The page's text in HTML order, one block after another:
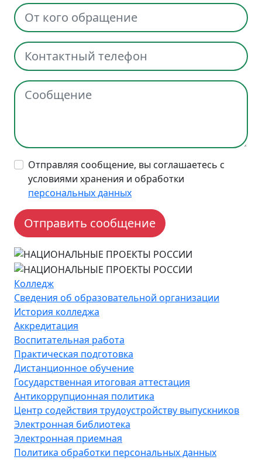
Отправляя сообщение, вы соглашаетесь с
условиями хранения и обработки
персональных данных
Колледж
Сведения об образовательной организации
История колледжа
Аккредитация
Воспитательная работа
Практическая подготовка
Дистанционное обучение
Государственная итоговая аттестация
Антикоррупционная политика
Центр содействия трудоустройству выпускников
Электронная библиотека
Электронная приемная
Политика обработки персональных данных